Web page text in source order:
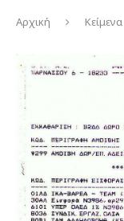
Αρχική Κείμενα